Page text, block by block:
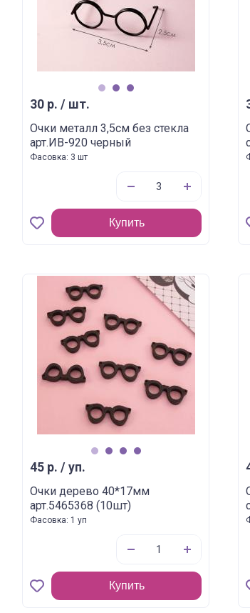
30 р. / шт.
Очки металл 3,5см без стекла
арт.ИВ-920 черный
Фасовка: 3 шт
Купить
45 р. / уп.
Очки дерево 40*17мм
арт.5465368 (10шт)
Фасовка: 1 уп
Купить